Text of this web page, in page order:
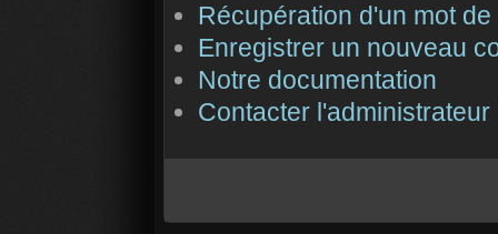
Récupération d'un mot
Enregistrer un nouveau
Notre documentation
Contacter